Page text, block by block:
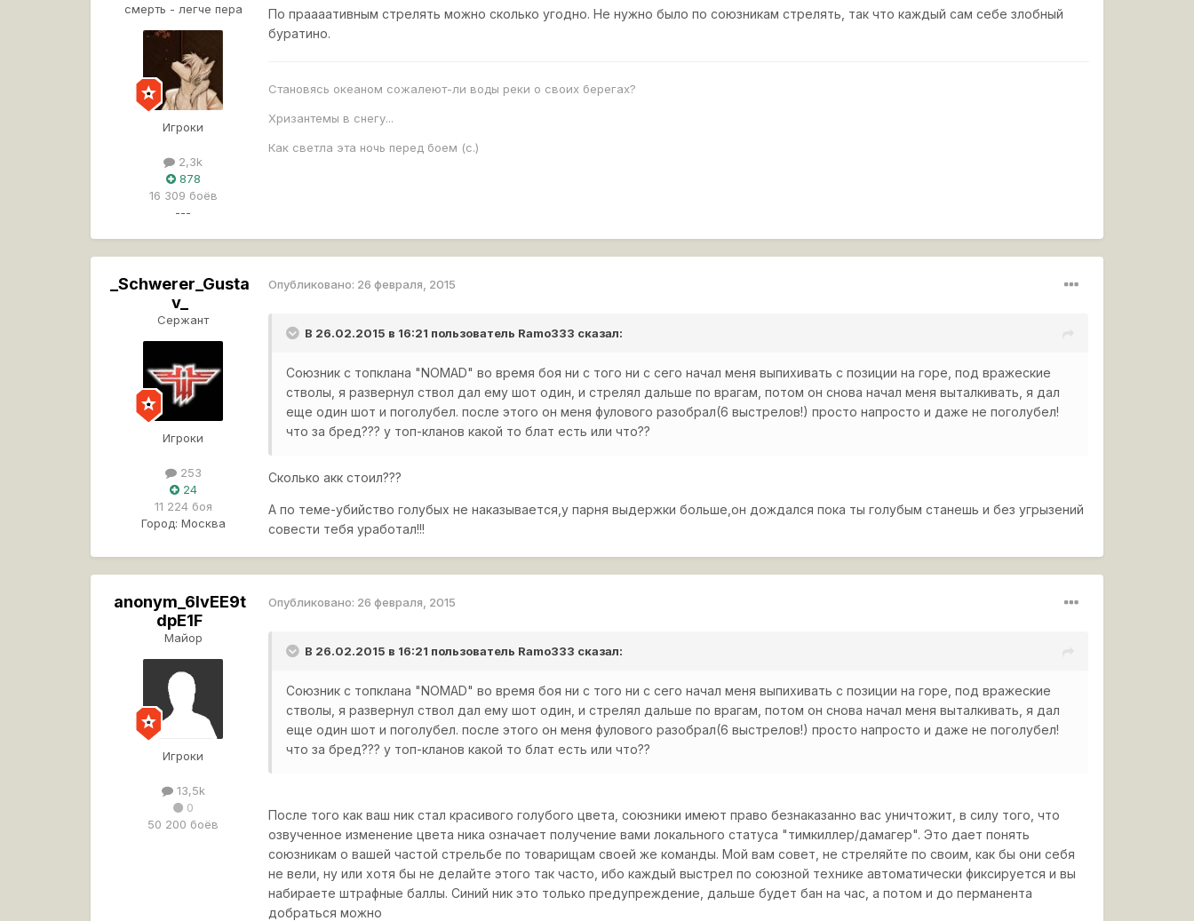
смерть - легче пера
Игроки
2,3k
878
16 309 боёв
---
По праааативным стрелять можно сколько угодно. Не нужно было по союзникам стрелять, так что каждый сам себе злобный
буратино.
Становясь океаном сожалеют-ли воды реки о своих берегах?
Хризантемы в снегу...
Как светла эта ночь перед боем (с.)
_Schwerer_Gusta
v_
Сержант
Игроки
253
24
11 224 боя
Город: Москва
Опубликовано: 26 февраля, 2015
В 26.02.2015 в 16:21 пользователь Ramo333 сказал:
Союзник с топклана "NOMAD" во время боя ни с того ни с сего начал меня выпихивать с позиции на горе, под вражеские
стволы, я развернул ствол дал ему шот один, и стрелял дальше по врагам, потом он снова начал меня выталкивать, я дал
еще один шот и поголубел. после этого он меня фулового разобрал(6 выстрелов!) просто напросто и даже не поголубел!
что за бред??? у топ-кланов какой то блат есть или что??
Сколько акк стоил???
А по теме-убийство голубых не наказывается,у парня выдержки больше,он дождался пока ты голубым станешь и без угрызений
совести тебя уработал!!!
anonym_6lvEE9t
dpE1F
Майор
Игроки
13,5k
0
50 200 боёв
Опубликовано: 26 февраля, 2015
В 26.02.2015 в 16:21 пользователь Ramo333 сказал:
Союзник с топклана "NOMAD" во время боя ни с того ни с сего начал меня выпихивать с позиции на горе, под вражеские
стволы, я развернул ствол дал ему шот один, и стрелял дальше по врагам, потом он снова начал меня выталкивать, я дал
еще один шот и поголубел. после этого он меня фулового разобрал(6 выстрелов!) просто напросто и даже не поголубел!
что за бред??? у топ-кланов какой то блат есть или что??
После того как ваш ник стал красивого голубого цвета, союзники имеют право безнаказанно вас уничтожит, в силу того, что
озвученное изменение цвета ника означает получение вами локального статуса "тимкиллер/дамагер". Это дает понять
союзникам о вашей частой стрельбе по товарищам своей же команды. Мой вам совет, не стреляйте по своим, как бы они себя
не вели, ну или хотя бы не делайте этого так часто, ибо каждый выстрел по союзной технике автоматически фиксируется и вы
набираете штрафные баллы. Синий ник это только предупреждение, дальше будет бан на час, а потом и до перманента
добраться можно